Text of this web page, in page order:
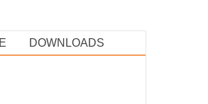
DOWNLOADS